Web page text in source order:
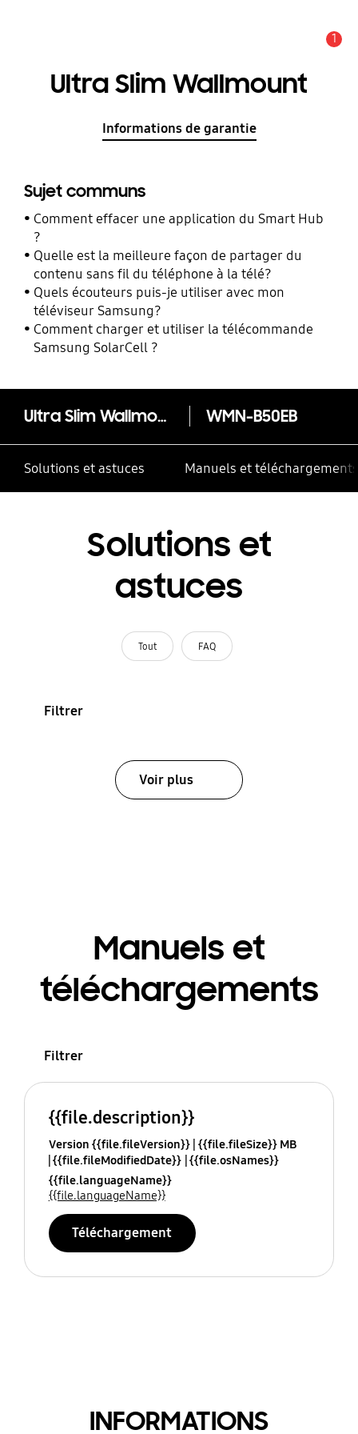
1
Ultra Slim Wallmount
Informations de garantie
Sujet communs
Comment effacer une application du Smart Hub
?
Quelle est la meilleure façon de partager du
contenu sans fil du téléphone à la télé?
Quels écouteurs puis-je utiliser avec mon
téléviseur Samsung?
Comment charger et utiliser la télécommande
Samsung SolarCell ?
Ultra Slim Wallmount WMN-B50EB
Solutions et astuces Manuels et téléchargements
Solutions et
astuces
Tout FAQ
Filtrer
Voir plus
Manuels et
téléchargements
Filtrer
{{file.description}}
Version {{file.fileVersion}} {{file.fileSize}} MB
{{file.fileModifiedDate}} {{file.osNames}}
{{file.languageName}}
{{file.languageName}}
Téléchargement
INFORMATIONS